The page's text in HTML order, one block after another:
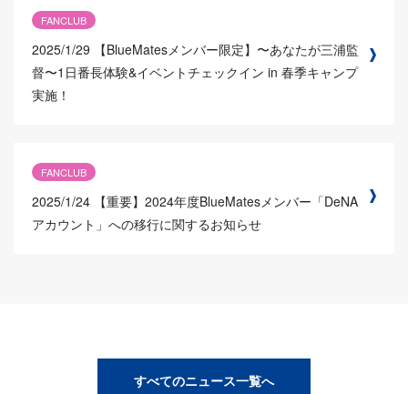
FANCLUB
2025/1/29
【BlueMatesメンバー限定】〜あなたが三浦監
督〜1日番長体験&イベントチェックイン in 春季キャンプ
実施！
FANCLUB
2025/1/24 【重要】2024年度BlueMatesメンバー「DeNA
アカウント」への移行に関するお知らせ
すべてのニュース一覧へ